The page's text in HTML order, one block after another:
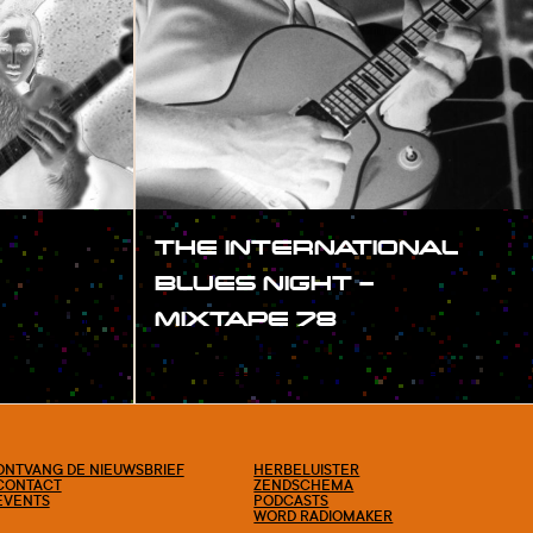
THE INTERNATIONAL
BLUES NIGHT –
MIXTAPE 78
DE NIEUWSBRIEF HERBELUISTER
ZENDSCHEMA
PODCASTS
WORD RADIOMAKER